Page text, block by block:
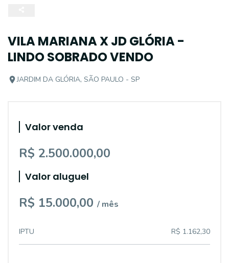
VILA MARIANA X JD GLÓRIA -
LINDO SOBRADO VENDO
JARDIM DA GLÓRIA, SÃO PAULO - SP
Valor venda
R$ 2.500.000,00
Valor aluguel
R$ 15.000,00 / mês
IPTU R$ 1.162,30